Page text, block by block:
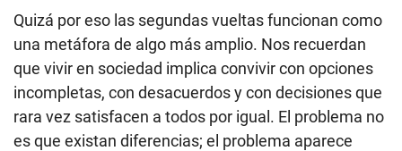
Quizá por eso las segundas vueltas funcionan como
una metáfora de algo más amplio. Nos recuerdan
que vivir en sociedad implica convivir con opciones
incompletas, con desacuerdos y con decisiones que
rara vez satisfacen a todos por igual. El problema no
es que existan diferencias; el problema aparece